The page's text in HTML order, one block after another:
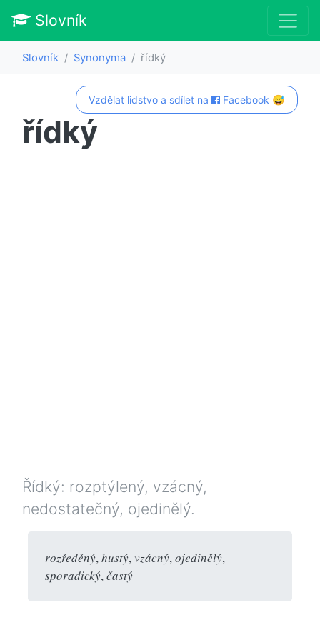
Slovník
Slovník Synonyma řídký
Vzdělat lidstvo a sdílet na Facebook 😅
řídký
Řídký: rozptýlený, vzácný,
nedostatečný, ojedinělý.
rozředěný,hustý,vzácný,ojedinělý,
sporadický,častý